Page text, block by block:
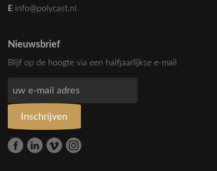
E info@polycast.nl
Nieuwsbrief
Blijf op de hoogte via een halfjaarlijkse e-mail